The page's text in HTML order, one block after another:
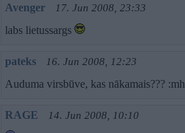
Avenger 17. Jun 2008, 23:33
labs lietussargs
pateks 16. Jun 2008, 12:23
Auduma virsbūve, kas nākamais???
RAGE 14. Jun 2008, 10:10